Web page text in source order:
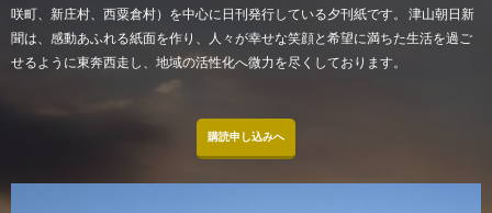
咲町、新庄村、西粟倉村）を中心に日刊発行している夕刊紙です。 津山朝日新
聞は、感動あふれる紙面を作り、人々が幸せな笑顔と希望に満ちた生活を過ご
せるように東奔西走し、地域の活性化へ微力を尽くしております。
購読申し込みへ